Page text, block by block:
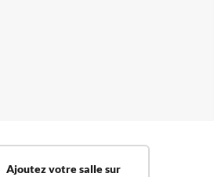
Ajoutez votre salle sur